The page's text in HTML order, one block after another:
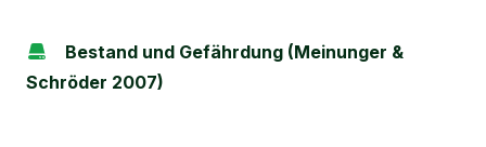
Bestand und Gefährdung (Meinunger &
Schröder 2007)